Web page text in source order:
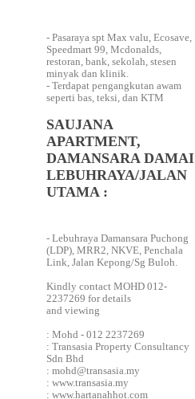
- Pasaraya spt Max valu, Ecosave,
Speedmart 99, Mcdonalds,
restoran, bank, sekolah, stesen
minyak dan klinik.
- Terdapat pengangkutan awam
seperti bas, teksi, dan KTM
SAUJANA
APARTMENT,
DAMANSARA DAMAI
LEBUHRAYA/JALAN
UTAMA :
- Lebuhraya Damansara Puchong
(LDP), MRR2, NKVE, Penchala
Link, Jalan Kepong/Sg Buloh.
Kindly contact MOHD 012-
2237269 for details
and viewing
: Mohd - 012 2237269
: Transasia Property Consultancy
Sdn Bhd
: mohd@transasia.my
: www.transasia.my
: www.hartanahhot.com